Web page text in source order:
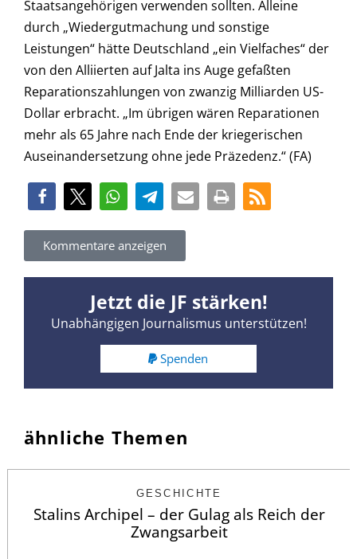
Staatsangehörigen verwenden sollten. Alleine
durch „Wiedergutmachung und sonstige
Leistungen“ hätte Deutschland „ein Vielfaches“ der
von den Alliierten auf Jalta ins Auge gefaßten
Reparationszahlungen von zwanzig Milliarden US-
Dollar erbracht. „Im übrigen wären Reparationen
mehr als 65 Jahre nach Ende der kriegerischen
Auseinandersetzung ohne jede Präzedenz.“ (FA)
Kommentare anzeigen
Jetzt die JF stärken!
Unabhängigen Journalismus unterstützen!
Spenden
ähnliche Themen
GESCHICHTE
Stalins Archipel – der Gulag als Reich der
Zwangsarbeit